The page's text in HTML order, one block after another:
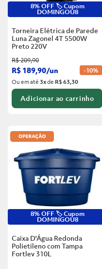
8% OFF 🏷️ Cupom
DOMINGOU8
Torneira Elétrica de Parede
Luna Zagonel 4T 5500W
Preto 220V
R$209,90
R$ 189,90/un -10%
Ou em até3xde R$ 63,30
Adicionar ao carrinho
8% OFF 🏷️ Cupom
DOMINGOU8
Caixa D'Água Redonda
Polietileno com Tampa
Fortlev 310L